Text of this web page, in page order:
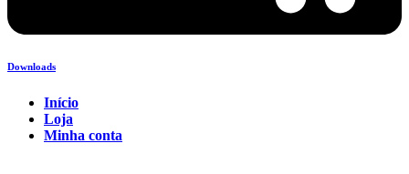
Downloads
Início
Loja
Minha conta